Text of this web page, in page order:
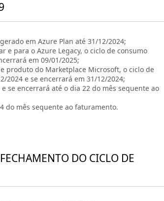
em Azure Plan até 31/12/2024;
e para o Azure Legacy, o ciclo de consumo
em 09/01/2025;
produto do Marketplace Microsoft, o ciclo de
2024 e se encerrará em 31/12/2024;
se encerrará até o dia 22 do mês sequente ao
do mês sequente ao faturamento.
DO CICLO DE